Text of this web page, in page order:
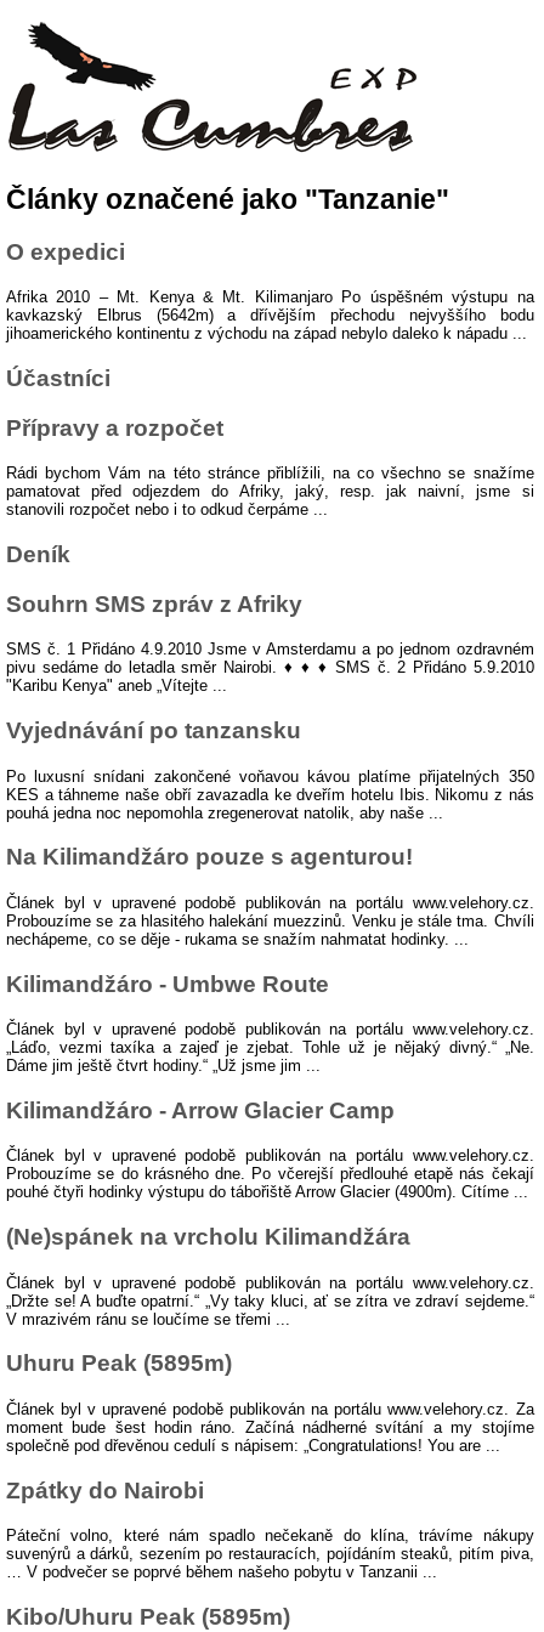
Články označené jako "Tanzanie"
O expedici
Afrika 2010 – Mt. Kenya & Mt. Kilimanjaro Po úspěšném výstupu na
kavkazský Elbrus (5642m) a dřívějším přechodu nejvyššího bodu
jihoamerického kontinentu z východu na západ nebylo daleko k nápadu ...
Účastníci
Přípravy a rozpočet
Rádi bychom Vám na této stránce přiblížili, na co všechno se snažíme
pamatovat před odjezdem do Afriky, jaký, resp. jak naivní, jsme si
stanovili rozpočet nebo i to odkud čerpáme ...
Deník
Souhrn SMS zpráv z Afriky
SMS č. 1 Přidáno 4.9.2010 Jsme v Amsterdamu a po jednom ozdravném
pivu sedáme do letadla směr Nairobi. ♦ ♦ ♦ SMS č. 2 Přidáno 5.9.2010
"Karibu Kenya" aneb „Vítejte ...
Vyjednávání po tanzansku
Po luxusní snídani zakončené voňavou kávou platíme přijatelných 350
KES a táhneme naše obří zavazadla ke dveřím hotelu Ibis. Nikomu z nás
pouhá jedna noc nepomohla zregenerovat natolik, aby naše ...
Na Kilimandžáro pouze s agenturou!
Článek byl v upravené podobě publikován na portálu www.velehory.cz.
Probouzíme se za hlasitého halekání muezzinů. Venku je stále tma. Chvíli
nechápeme, co se děje - rukama se snažím nahmatat hodinky. ...
Kilimandžáro - Umbwe Route
Článek byl v upravené podobě publikován na portálu www.velehory.cz.
„Láďo, vezmi taxíka a zajeď je zjebat. Tohle už je nějaký divný.“ „Ne.
Dáme jim ještě čtvrt hodiny.“ „Už jsme jim ...
Kilimandžáro - Arrow Glacier Camp
Článek byl v upravené podobě publikován na portálu www.velehory.cz.
Probouzíme se do krásného dne. Po včerejší předlouhé etapě nás čekají
pouhé čtyři hodinky výstupu do tábořiště Arrow Glacier (4900m). Cítíme ...
(Ne)spánek na vrcholu Kilimandžára
Článek byl v upravené podobě publikován na portálu www.velehory.cz.
„Držte se! A buďte opatrní.“ „Vy taky kluci, ať se zítra ve zdraví sejdeme.“
V mrazivém ránu se loučíme se třemi ...
Uhuru Peak (5895m)
Článek byl v upravené podobě publikován na portálu www.velehory.cz. Za
moment bude šest hodin ráno. Začíná nádherné svítání a my stojíme
společně pod dřevěnou cedulí s nápisem: „Congratulations! You are ...
Zpátky do Nairobi
Páteční volno, které nám spadlo nečekaně do klína, trávíme nákupy
suvenýrů a dárků, sezením po restauracích, pojídáním steaků, pitím piva,
… V podvečer se poprvé během našeho pobytu v Tanzanii ...
Kibo/Uhuru Peak (5895m)